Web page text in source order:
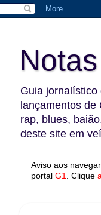
Guia
lançamentos
rap, blues,
deste site em
Aviso aos
portal G1 Clique